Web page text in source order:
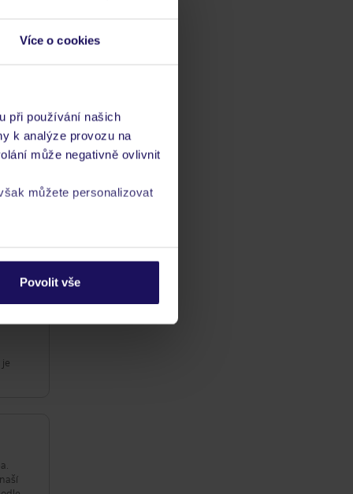
Více o cookies
při používání našich
k analýze provozu na
může negativně ovlivnit
můžete personalizovat
zásadách ochrany
Povolit vše
/ kvalitaść